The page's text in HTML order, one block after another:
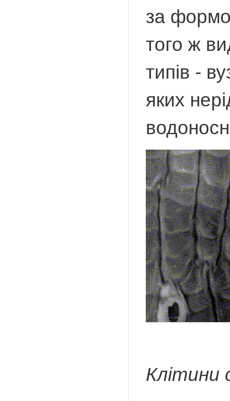
за
того ж
типів -
яких
Клітини